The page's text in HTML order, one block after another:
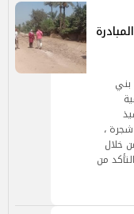
بني
100 مليون شجرة ،
خلال
من